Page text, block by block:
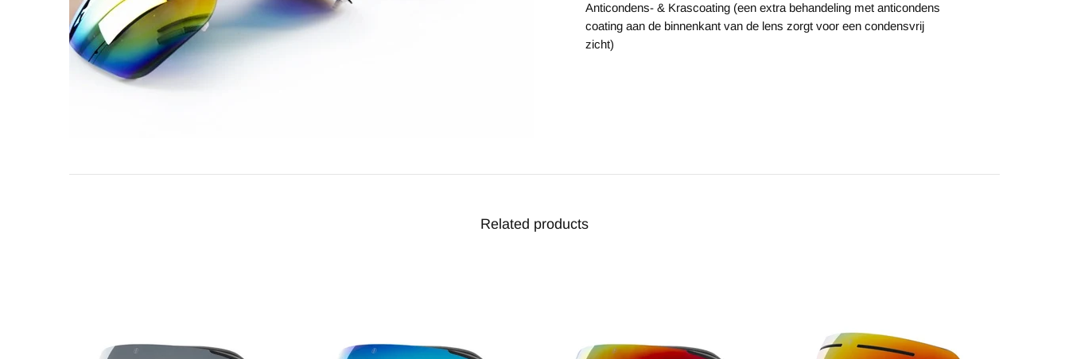
Anticondens- & Krascoating (een extra behandeling met anticondens
coating aan de binnenkant van de lens zorgt voor een condensvrij
zicht)
Related products